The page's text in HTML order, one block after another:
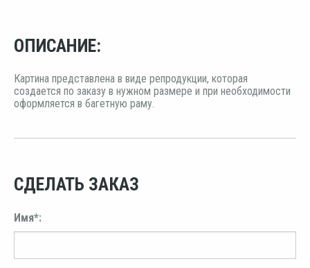
ОПИСАНИЕ:
Картина представлена в виде репродукции, которая
создается по заказу в нужном размере и при необходимости
оформляется в багетную раму.
СДЕЛАТЬ ЗАКАЗ
Имя*: